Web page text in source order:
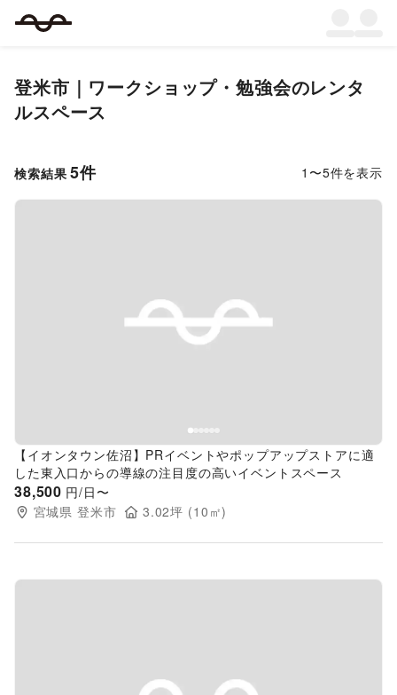
登米市 ｜ ワークショップ・勉強会のレンタ
ルスペース
検索結果 5件 1 〜5件を表示
Previous slide
【イオンタウン佐沼】PRイベントやポップアップストアに適
した東入口からの導線の注目度の高いイベントスペース
38,500 円/日〜
宮城県 登米市 3.02坪 (10 ㎡)